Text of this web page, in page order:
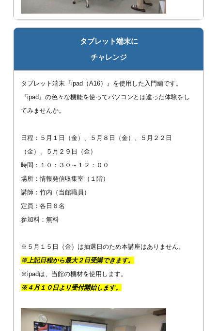
タブレット端末に
チャレンジ
タブレット端末『ipad（A16）』を使用した入門編です。
『ipad』の色々な機能を使ってパソコンとは違った体験をし
てみませんか。
日程：５月１日（金）、５月８日（金）、５月２２日
（金）、５月２９日（金）
時間：１０：３０～１２：００
場所：情報発信収集室（１階）
講師：竹内（当館職員）
定員：各日６名
参加料：無料
※５月１５日（金）は抽選日のため本講座はありません。
※上記日程から最大２日受講できます。
※ipadは、当館の機材を使用します。
※４月１０日より受付開始します。